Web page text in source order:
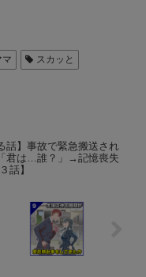
マ
スカッと
話】事故で緊急搬送され
君は…誰？」→記憶喪失
話】